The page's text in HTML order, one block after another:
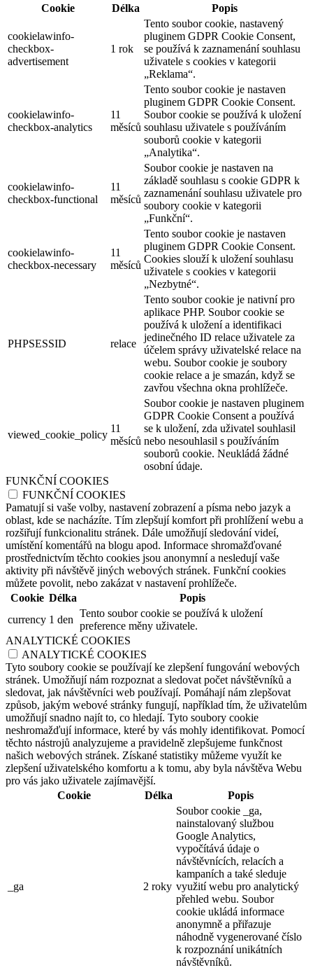
Cookie
Délka Popis
cookielawinfo-
checkbox-
advertisement
1 rok
Tento soubor cookie, nastavený
pluginem GDPR Cookie Consent,
se používá k zaznamenání souhlasu
uživatele s cookies v kategorii
„Reklama“.
cookielawinfo-
checkbox-analytics
11
měsíců
Tento soubor cookie je nastaven
pluginem GDPR Cookie Consent.
Soubor cookie se používá k uložení
souhlasu uživatele s používáním
souborů cookie v kategorii
„Analytika“.
cookielawinfo-
checkbox-functional
11
měsíců
Soubor cookie je nastaven na
základě souhlasu s cookie GDPR k
zaznamenání souhlasu uživatele pro
soubory cookie v kategorii
„Funkční“.
cookielawinfo-
checkbox-necessary
11
měsíců
Tento soubor cookie je nastaven
pluginem GDPR Cookie Consent.
Cookies slouží k uložení souhlasu
uživatele s cookies v kategorii
„Nezbytné“.
PHPSESSID relace
Tento soubor cookie je nativní pro
aplikace PHP. Soubor cookie se
používá k uložení a identifikaci
jedinečného ID relace uživatele za
účelem správy uživatelské relace na
webu. Soubor cookie je soubory
cookie relace a je smazán, když se
zavřou všechna okna prohlížeče.
viewed_cookie_policy
11
měsíců
Soubor cookie je nastaven pluginem
GDPR Cookie Consent a používá
se k uložení, zda uživatel souhlasil
nebo nesouhlasil s používáním
souborů cookie. Neukládá žádné
osobní údaje.
FUNKČNÍ COOKIES
FUNKČNÍ COOKIES
Pamatují si vaše volby, nastavení zobrazení a písma nebo jazyk a
oblast, kde se nacházíte. Tím zlepšují komfort při prohlížení webu a
rozšiřují funkcionalitu stránek. Dále umožňují sledování videí,
umístění komentářů na blogu apod. Informace shromažďované
prostřednictvím těchto cookies jsou anonymní a nesledují vaše
aktivity při návštěvě jiných webových stránek. Funkční cookies
můžete povolit, nebo zakázat v nastavení prohlížeče.
Cookie Délka
Popis
currency 1 den
Tento soubor cookie se používá k uložení
preference měny uživatele.
ANALYTICKÉ COOKIES
ANALYTICKÉ COOKIES
Tyto soubory cookie se používají ke zlepšení fungování webových
stránek. Umožňují nám rozpoznat a sledovat počet návštěvníků a
sledovat, jak návštěvníci web používají. Pomáhají nám zlepšovat
způsob, jakým webové stránky fungují, například tím, že uživatelům
umožňují snadno najít to, co hledají. Tyto soubory cookie
neshromažďují informace, které by vás mohly identifikovat. Pomocí
těchto nástrojů analyzujeme a pravidelně zlepšujeme funkčnost
našich webových stránek. Získané statistiky můžeme využít ke
zlepšení uživatelského komfortu a k tomu, aby byla návštěva Webu
pro vás jako uživatele zajímavější.
Cookie
Délka Popis
_ga 2 roky
Soubor cookie _ga,
nainstalovaný službou
Google Analytics,
vypočítává údaje o
návštěvnících, relacích a
kampaních a také sleduje
využití webu pro analytický
přehled webu. Soubor
cookie ukládá informace
anonymně a přiřazuje
náhodně vygenerované číslo
k rozpoznání unikátních
návštěvníků.